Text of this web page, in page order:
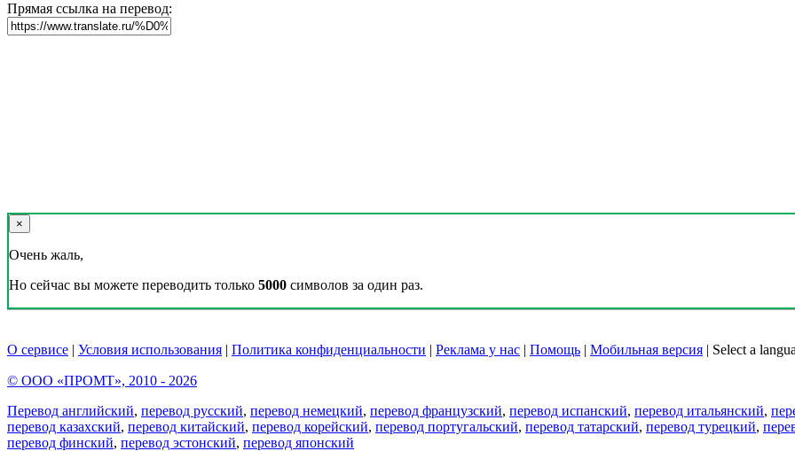
Прямая ссылка на перевод:
×
Очень жаль,
Но сейчас вы можете переводить только 5000 символов за один раз.
О сервисе | Условия использования | Политика конфиденциальности | Реклама у нас | Помощь | Мобильная версия | Select a
© ООО «ПРОМТ», 2010 - 2026
Перевод английский, перевод русский, перевод немецкий, перевод французский, перевод испанский, перевод итальянский,
перевод казахский, перевод китайский, перевод корейский, перевод португальский, перевод татарский, перевод турецкий,
перевод финский, перевод эстонский, перевод японский